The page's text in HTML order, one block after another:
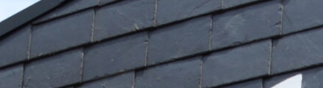
In seiner konstituierenden Sitzung am 6. Juli 2026 hat das 72.
Studierendenausschuss (AStA) gewählt. Die Doppelspitze des AStA
Unabhängige) und Arnika Henrich (Aktive Idealist*innen), die bereits im
innehatten.